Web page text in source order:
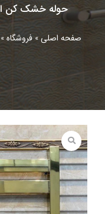
حوله خشک کن
صفحه اصلی » فروشگاه